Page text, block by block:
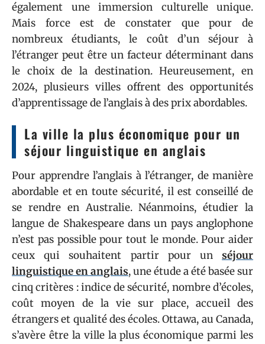
également une immersion culturelle unique.
Mais force est de constater que pour de
nombreux étudiants, le coût d’un séjour à
l’étranger peut être un facteur déterminant dans
le choix de la destination. Heureusement, en
2024, plusieurs villes offrent des opportunités
d’apprentissage de l’anglais à des prix abordables.
La ville la plus économique pour un
séjour linguistique en anglais
Pour apprendre l’anglais à l’étranger, de manière
abordable et en toute sécurité, il est conseillé de
se rendre en Australie. Néanmoins, étudier la
langue de Shakespeare dans un pays anglophone
n’est pas possible pour tout le monde. Pour aider
ceux qui souhaitent partir pour un séjour
linguistique en anglais, une étude a été basée sur
cinq critères : indice de sécurité, nombre d’écoles,
coût moyen de la vie sur place, accueil des
étrangers et qualité des écoles. Ottawa, au Canada,
s’avère être la ville la plus économique parmi les